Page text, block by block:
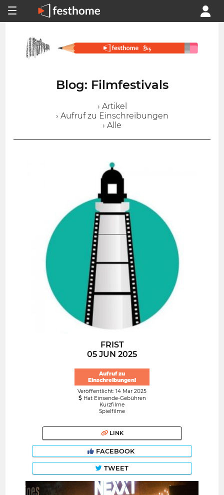
Blog: Filmfestivals
› Artikel
› Aufruf zu Einschreibungen
› Alle
FRIST
05 JUN 2025
Aufruf zu
Einschreibungen!
Veröffentlicht: 14 Mar 2025
Hat Einsende-Gebühren
Kurzfilme
Spielfilme
LINK
FACEBOOK
TWEET